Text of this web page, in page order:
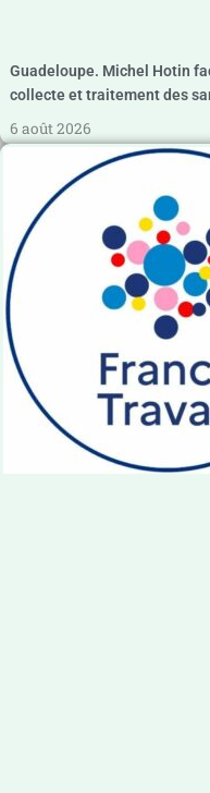
Guadeloupe. Michel Hotin
collecte et traitement des
6 août 2026